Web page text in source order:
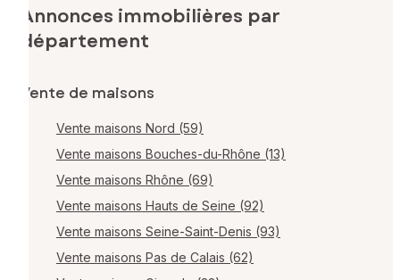
Annonces immobilières par
département
Vente de maisons
Vente maisons Nord (59)
Vente maisons Bouches-du-Rhône (13)
Vente maisons Rhône (69)
Vente maisons Hauts de Seine (92)
Vente maisons Seine-Saint-Denis (93)
Vente maisons Pas de Calais (62)